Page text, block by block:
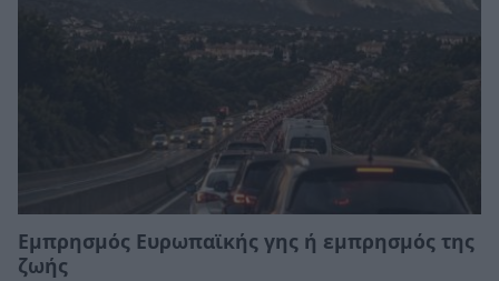
Εμπρησμός Ευρωπαϊκής γης ή εμπρησμός της
ζωής